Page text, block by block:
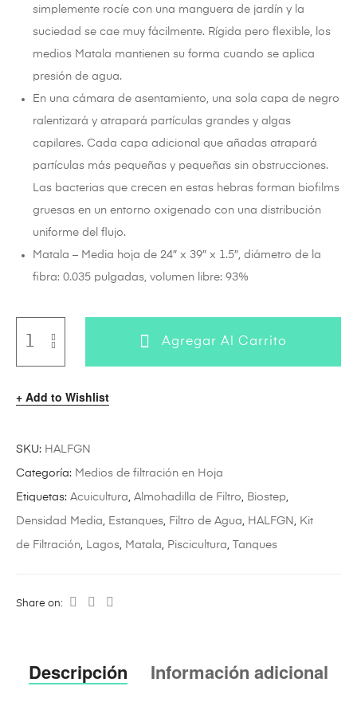
simplemente rocíe con una manguera de jardín y la
suciedad se cae muy fácilmente. Rígida pero flexible, los
medios Matala mantienen su forma cuando se aplica
presión de agua.
En una cámara de asentamiento, una sola capa de negro
ralentizará y atrapará partículas grandes y algas
capilares. Cada capa adicional que añadas atrapará
partículas más pequeñas y pequeñas sin obstrucciones.
Las bacterias que crecen en estas hebras forman biofilms
gruesas en un entorno oxigenado con una distribución
uniforme del flujo.
Matala – Media hoja de 24″ x 39″ x 1.5″, diámetro de la
fibra: 0.035 pulgadas, volumen libre: 93%
Agregar Al Carrito
Add to Wishlist
SKU: HALFGN
Categoría: Medios de filtración en Hoja
Etiquetas: Acuicultura, Almohadilla de Filtro, Biostep,
Densidad Media, Estanques, Filtro de Agua, HALFGN , Kit
de Filtración, Lagos, Matala, Piscicultura, Tanques
Share on:
Descripción Información adicional